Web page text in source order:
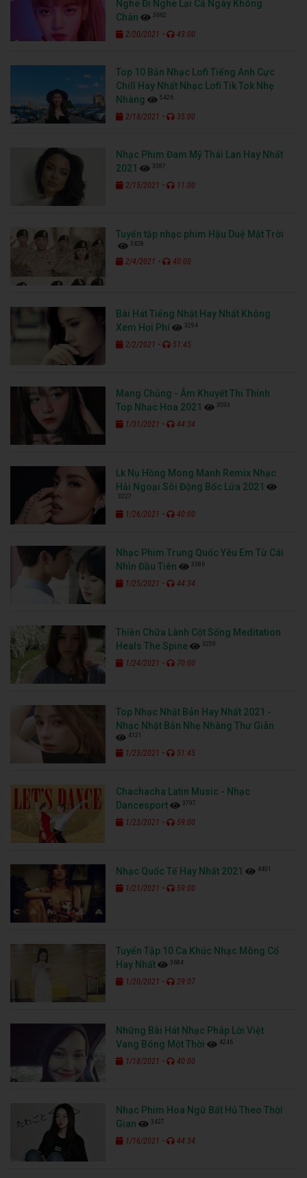
Nghe Đi Nghe Lại Cả Ngày Không
Chán
3662
2/20/2021 - 43:00
Top 10 Bản Nhạc Lofi Tiếng Anh Cực
Chill Hay Nhất Nhạc Lofi Tik Tok Nhẹ
Nhàng
5426
2/18/2021 - 35:00
Nhạc Phim Đam Mỹ Thái Lan Hay Nhất
2021
3587
2/15/2021 - 11:00
Tuyển tập nhạc phim Hậu Duệ Mặt Trời
3428
2/4/2021 - 40:00
Bài Hát Tiếng Nhật Hay Nhất Không
Xem Hơi Phí
3294
2/2/2021 - 51:45
Mang Chủng - Âm Khuyết Thi Thính
Top Nhạc Hoa 2021
3593
1/31/2021 - 44:34
Lk Nụ Hồng Mong Manh Remix Nhạc
Hải Ngoại Sôi Động Bốc Lửa 2021
3227
1/26/2021 - 40:00
Nhạc Phim Trung Quốc Yêu Em Từ Cái
Nhìn Đầu Tiên
3386
1/25/2021 - 44:34
Thiền Chữa Lành Cột Sống Meditation
Heals The Spine
3259
1/24/2021 - 70:00
Top Nhạc Nhật Bản Hay Nhất 2021 -
Nhạc Nhật Bản Nhẹ Nhàng Thư Giãn
4121
1/23/2021 - 51:45
Chachacha Latin Music - Nhạc
Dancesport
3797
1/23/2021 - 59:00
Nhạc Quốc Tế Hay Nhất 2021 4401
1/21/2021 - 59:00
Tuyển Tập 10 Ca Khúc Nhạc Mông Cổ
Hay Nhất
3684
1/20/2021 - 29:07
Những Bài Hát Nhạc Pháp Lời Việt
Vang Bóng Một Thời
4246
1/18/2021 - 40:00
Nhạc Phim Hoa Ngữ Bất Hủ Theo Thời
Gian
3427
1/16/2021 - 44:34